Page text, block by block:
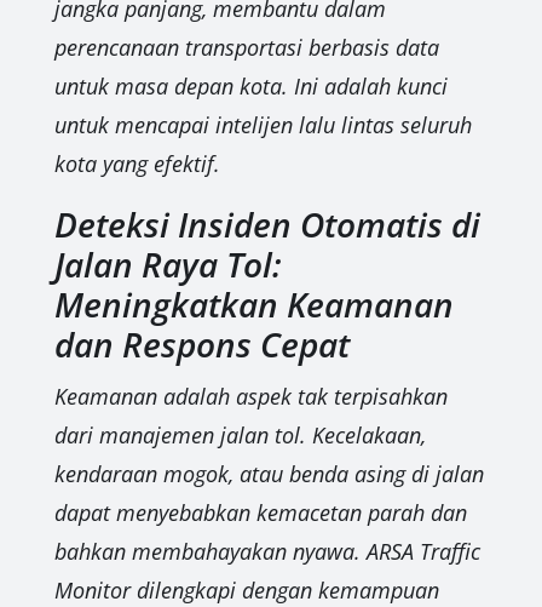
jangka panjang, membantu dalam
perencanaan transportasi berbasis data
untuk masa depan kota. Ini adalah kunci
untuk mencapai intelijen lalu lintas seluruh
kota yang efektif.
Deteksi Insiden Otomatis di
Jalan Raya Tol:
Meningkatkan Keamanan
dan Respons Cepat
Keamanan adalah aspek tak terpisahkan
dari manajemen jalan tol. Kecelakaan,
kendaraan mogok, atau benda asing di jalan
dapat menyebabkan kemacetan parah dan
bahkan membahayakan nyawa. ARSA Traffic
Monitor dilengkapi dengan kemampuan